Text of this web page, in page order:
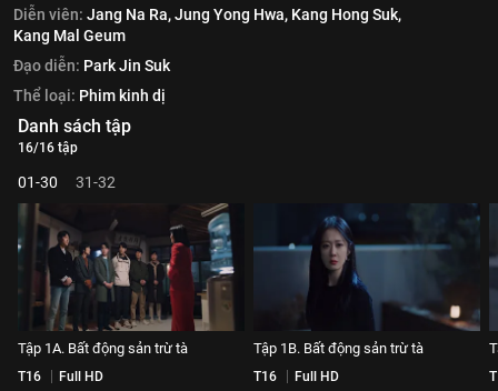
Diễn viên: Jang Na Ra,Jung Yong Hwa, Kang Hong Suk,
Kang Mal Geum
Đạo diễn: Park Jin Suk
Thể loại: Phim kinh dị
Danh sách tập
16/16 tập
01-30 31-32
Tập 1A. Bất động sản trừ tà
T16 Full HD
Tập 1B. Bất động sản trừ tà
T16 Full HD